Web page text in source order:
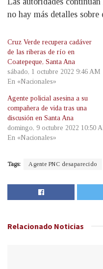
no hay más detalles sobre
Cruz Verde recupera cadáver
de las riberas de río en
Coatepeque, Santa Ana
sábado, 1 octubre 2022 9:46 AM
En «Nacionales»
Agente policial asesina a su
compañera de vida tras una
discusión en Santa Ana
domingo, 9 octubre 2022 10:50
En «Nacionales»
Tags: Agente PNC desaparecido
Relacionado Noticias